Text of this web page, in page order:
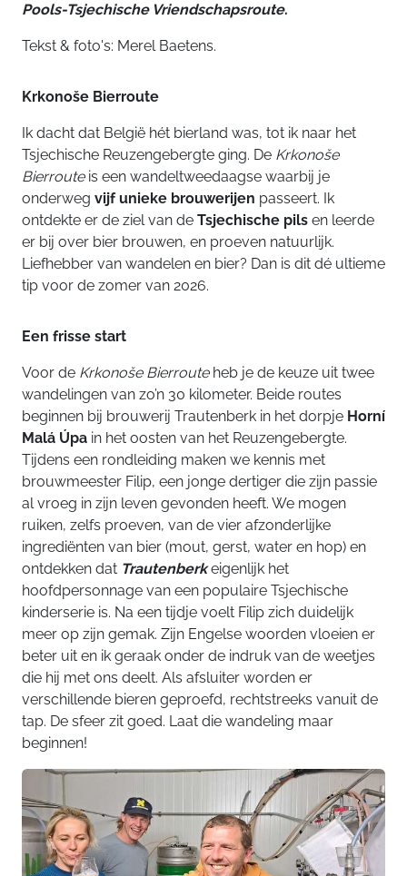
Pools-Tsjechische Vriendschapsroute.
Tekst & foto's: Merel Baetens.
Krkonoše Bierroute
Ik dacht dat België hét bierland was, tot ik naar het
Tsjechische Reuzengebergte ging. De Krkonoše
Bierrouteis een wandeltweedaagse waarbij je
onderweg vijf unieke brouwerijen passeert. Ik
ontdekte er de ziel van de Tsjechische pils en leerde
er bij over bier brouwen, en proeven natuurlijk.
Liefhebber van wandelen en bier? Dan is dit dé ultieme
tip voor de zomer van 2026.
Een frisse start
Voor de Krkonoše Bierrouteheb je de keuze uit twee
wandelingen van zo’n 30 kilometer. Beide routes
beginnen bij brouwerij Trautenberk in het dorpje Horní
Malá Úpa in het oosten van het Reuzengebergte.
Tijdens een rondleiding maken we kennis met
brouwmeester Filip, een jonge dertiger die zijn passie
al vroeg in zijn leven gevonden heeft. We mogen
ruiken, zelfs proeven, van de vier afzonderlijke
ingrediënten van bier (mout, gerst, water en hop) en
ontdekken dat Trautenberkeigenlijk het
hoofdpersonnage van een populaire Tsjechische
kinderserie is. Na een tijdje voelt Filip zich duidelijk
meer op zijn gemak. Zijn Engelse woorden vloeien er
beter uit en ik geraak onder de indruk van de weetjes
die hij met ons deelt. Als afsluiter worden er
verschillende bieren geproefd, rechtstreeks vanuit de
tap. De sfeer zit goed. Laat die wandeling maar
beginnen!